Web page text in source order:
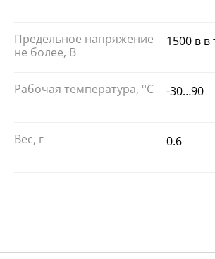
Предельное напряжение
не более, В
1500 в
Рабочая температура, °С -30…90
Вес, г 0.6